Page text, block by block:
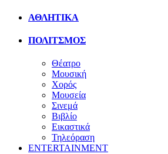
ΑΘΛΗΤΙΚΑ
ΠΟΛΙΤΣΜΟΣ
Θέατρο
Μουσική
Χορός
Μουσεία
Σινεμά
Βιβλίο
Εικαστικά
Τηλεόραση
ENTERTAINMENT